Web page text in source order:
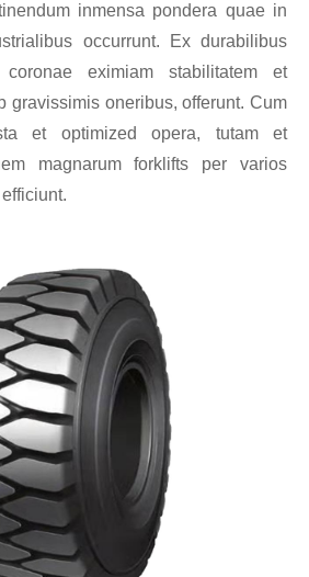
inmensa pondera quae in
occurrunt. Ex durabilibus
eximiam stabilitatem et
gravissimis oneribus, offerunt. Cum
et optimized opera, tutam et
magnarum forklifts per varios